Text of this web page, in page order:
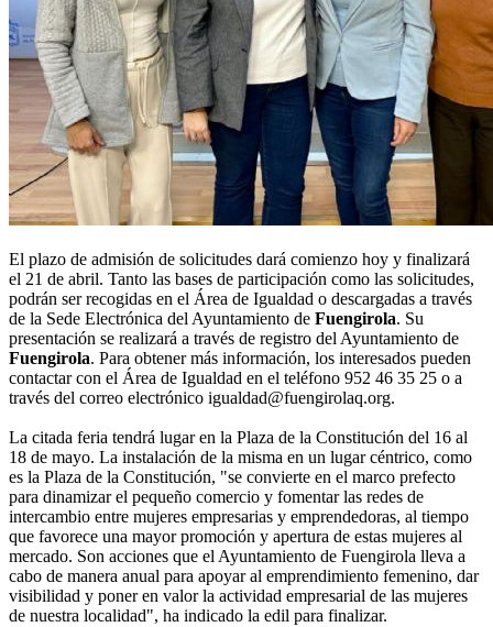
El plazo de admisión de solicitudes dará comienzo hoy y finalizará
el 21 de abril. Tanto las bases de participación como las solicitudes,
podrán ser recogidas en el Área de Igualdad o descargadas a través
de la Sede Electrónica del Ayuntamiento de Fuengirola. Su
presentación se realizará a través de registro del Ayuntamiento de
Fuengirola. Para obtener más información, los interesados pueden
contactar con el Área de Igualdad en el teléfono 952 46 35 25 o a
través del correo electrónico igualdad@fuengirolaq.org.
La citada feria tendrá lugar en la Plaza de la Constitución del 16 al
18 de mayo. La instalación de la misma en un lugar céntrico, como
es la Plaza de la Constitución, "se convierte en el marco prefecto
para dinamizar el pequeño comercio y fomentar las redes de
intercambio entre mujeres empresarias y emprendedoras, al tiempo
que favorece una mayor promoción y apertura de estas mujeres al
mercado. Son acciones que el Ayuntamiento de Fuengirola lleva a
cabo de manera anual para apoyar al emprendimiento femenino, dar
visibilidad y poner en valor la actividad empresarial de las mujeres
de nuestra localidad", ha indicado la edil para finalizar.